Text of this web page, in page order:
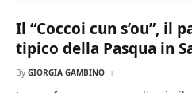
Il “Coccoi cun s’ou”, il
tipico della Pasqua in
By GIORGIA GAMBINO